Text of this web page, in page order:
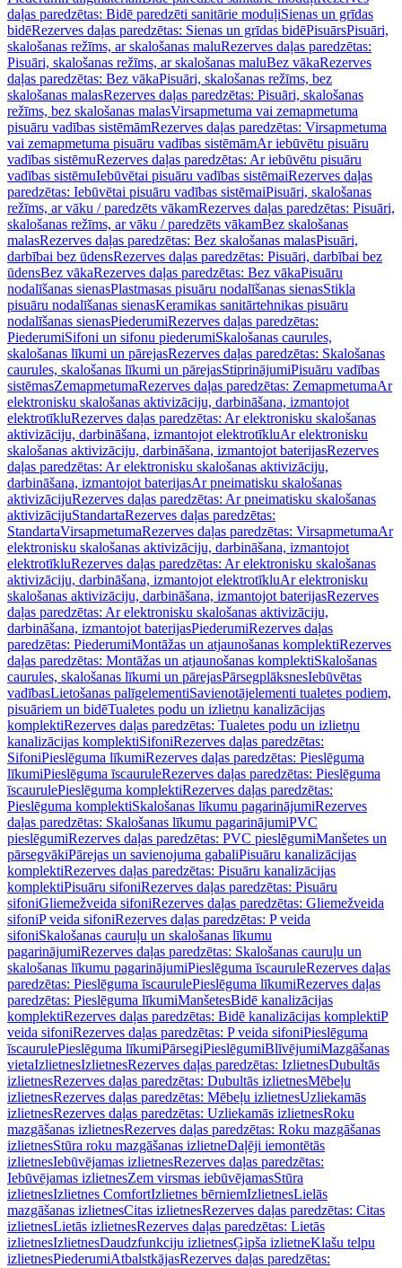
daļas paredzētas: Bidē paredzēti sanitārie moduļiSienas un grīdas
bidēRezerves daļas paredzētas: Sienas un grīdas bidēPisuārsPisuāri,
skalošanas režīms, ar skalošanas maluRezerves daļas paredzētas:
Pisuāri, skalošanas režīms, ar skalošanas maluBez vākaRezerves
daļas paredzētas: Bez vākaPisuāri, skalošanas režīms, bez
skalošanas malasRezerves daļas paredzētas: Pisuāri, skalošanas
režīms, bez skalošanas malasVirsapmetuma vai zemapmetuma
pisuāru vadības sistēmāmRezerves daļas paredzētas: Virsapmetuma
vai zemapmetuma pisuāru vadības sistēmāmAr iebūvētu pisuāru
vadības sistēmuRezerves daļas paredzētas: Ar iebūvētu pisuāru
vadības sistēmuIebūvētai pisuāru vadības sistēmaiRezerves daļas
paredzētas: Iebūvētai pisuāru vadības sistēmaiPisuāri, skalošanas
režīms, ar vāku / paredzēts vākamRezerves daļas paredzētas: Pisuāri,
skalošanas režīms, ar vāku / paredzēts vākamBez skalošanas
malasRezerves daļas paredzētas: Bez skalošanas malasPisuāri,
darbībai bez ūdensRezerves daļas paredzētas: Pisuāri, darbībai bez
ūdensBez vākaRezerves daļas paredzētas: Bez vākaPisuāru
nodalīšanas sienasPlastmasas pisuāru nodalīšanas sienasStikla
pisuāru nodalīšanas sienasKeramikas sanitārtehnikas pisuāru
nodalīšanas sienasPiederumiRezerves daļas paredzētas:
PiederumiSifoni un sifonu piederumiSkalošanas caurules,
skalošanas līkumi un pārejasRezerves daļas paredzētas: Skalošanas
caurules, skalošanas līkumi un pārejasStiprinājumiPisuāru vadības
sistēmasZemapmetumaRezerves daļas paredzētas: ZemapmetumaAr
elektronisku skalošanas aktivizāciju, darbināšana, izmantojot
elektrotīkluRezerves daļas paredzētas: Ar elektronisku skalošanas
aktivizāciju, darbināšana, izmantojot elektrotīkluAr elektronisku
skalošanas aktivizāciju, darbināšana, izmantojot baterijasRezerves
daļas paredzētas: Ar elektronisku skalošanas aktivizāciju,
darbināšana, izmantojot baterijasAr pneimatisku skalošanas
aktivizācijuRezerves daļas paredzētas: Ar pneimatisku skalošanas
aktivizācijuStandartaRezerves daļas paredzētas:
StandartaVirsapmetumaRezerves daļas paredzētas: VirsapmetumaAr
elektronisku skalošanas aktivizāciju, darbināšana, izmantojot
elektrotīkluRezerves daļas paredzētas: Ar elektronisku skalošanas
aktivizāciju, darbināšana, izmantojot elektrotīkluAr elektronisku
skalošanas aktivizāciju, darbināšana, izmantojot baterijasRezerves
daļas paredzētas: Ar elektronisku skalošanas aktivizāciju,
darbināšana, izmantojot baterijasPiederumiRezerves daļas
paredzētas: PiederumiMontāžas un atjaunošanas komplektiRezerves
daļas paredzētas: Montāžas un atjaunošanas komplektiSkalošanas
caurules, skalošanas līkumi un pārejasPārsegplāksnesIebūvētas
vadībasLietošanas palīgelementiSavienotājelementi tualetes podiem,
pisuāriem un bidēTualetes podu un izlietņu kanalizācijas
komplektiRezerves daļas paredzētas: Tualetes podu un izlietņu
kanalizācijas komplektiSifoniRezerves daļas paredzētas:
SifoniPieslēguma līkumiRezerves daļas paredzētas: Pieslēguma
līkumiPieslēguma īscauruleRezerves daļas paredzētas: Pieslēguma
īscaurulePieslēguma komplektiRezerves daļas paredzētas:
Pieslēguma komplektiSkalošanas līkumu pagarinājumiRezerves
daļas paredzētas: Skalošanas līkumu pagarinājumiPVC
pieslēgumiRezerves daļas paredzētas: PVC pieslēgumiManšetes un
pārsegvākiPārejas un savienojuma gabaliPisuāru kanalizācijas
komplektiRezerves daļas paredzētas: Pisuāru kanalizācijas
komplektiPisuāru sifoniRezerves daļas paredzētas: Pisuāru
sifoniGliemežveida sifoniRezerves daļas paredzētas: Gliemežveida
sifoniP veida sifoniRezerves daļas paredzētas: P veida
sifoniSkalošanas cauruļu un skalošanas līkumu
pagarinājumiRezerves daļas paredzētas: Skalošanas cauruļu un
skalošanas līkumu pagarinājumiPieslēguma īscauruleRezerves daļas
paredzētas: Pieslēguma īscaurulePieslēguma līkumiRezerves daļas
paredzētas: Pieslēguma līkumiManšetesBidē kanalizācijas
komplektiRezerves daļas paredzētas: Bidē kanalizācijas komplektiP
veida sifoniRezerves daļas paredzētas: P veida sifoniPieslēguma
īscaurulePieslēguma līkumiPārsegiPieslēgumiBlīvējumiMazgāšanas
vietaIzlietnesIzlietnesRezerves daļas paredzētas: IzlietnesDubultās
izlietnesRezerves daļas paredzētas: Dubultās izlietnesMēbeļu
izlietnesRezerves daļas paredzētas: Mēbeļu izlietnesUzliekamās
izlietnesRezerves daļas paredzētas: Uzliekamās izlietnesRoku
mazgāšanas izlietnesRezerves daļas paredzētas: Roku mazgāšanas
izlietnesStūra roku mazgāšanas izlietneDaļēji iemontētās
izlietnesIebūvējamas izlietnesRezerves daļas paredzētas:
Iebūvējamas izlietnesZem virsmas iebūvējamasStūra
izlietnesIzlietnes ComfortIzlietnes bērniemIzlietnesLielās
mazgāšanas izlietnesCitas izlietnesRezerves daļas paredzētas: Citas
izlietnesLietās izlietnesRezerves daļas paredzētas: Lietās
izlietnesIzlietnesDaudzfunkciju izlietnesĢipša izlietneKlašu telpu
izlietnesPiederumiAtbalstkājasRezerves daļas paredzētas: